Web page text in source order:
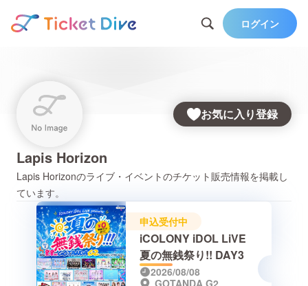
ログイン
お気に入り登録
Lapis Horizon
Lapis Horizonのライブ・イベントのチケット販売情報を掲載し
ています。
申込受付中
iCOLONY iDOL LiVE
夏の無銭祭り!! DAY3
2026/08/08
GOTANDA G2